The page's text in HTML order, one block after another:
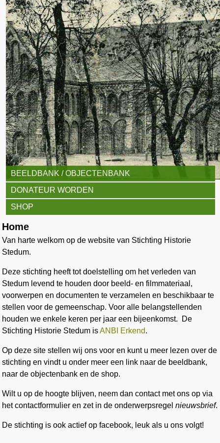
BEELDBANK / OBJECTENBANK
DONATEUR WORDEN
SHOP
Home
Van harte welkom op de website van Stichting Historie
Stedum.
Deze stichting heeft tot doelstelling om het verleden van
Stedum levend te houden door beeld- en filmmateriaal,
voorwerpen en documenten te verzamelen en beschikbaar te
stellen voor de gemeenschap. Voor alle belangstellenden
houden we enkele keren per jaar een bijeenkomst. De
Stichting Historie Stedum isANBI Erkend.
Op deze site stellen wij ons voor en kunt u meer lezen over de
stichting en vindt u onder meer een link naar de beeldbank,
naar de objectenbank en de shop.
Wilt u op de hoogte blijven, neem dan contact met ons op via
het contactformulier en zet in de onderwerpsregelnieuwsbrief.
De stichting is ook actief op facebook, leuk als u ons volgt!